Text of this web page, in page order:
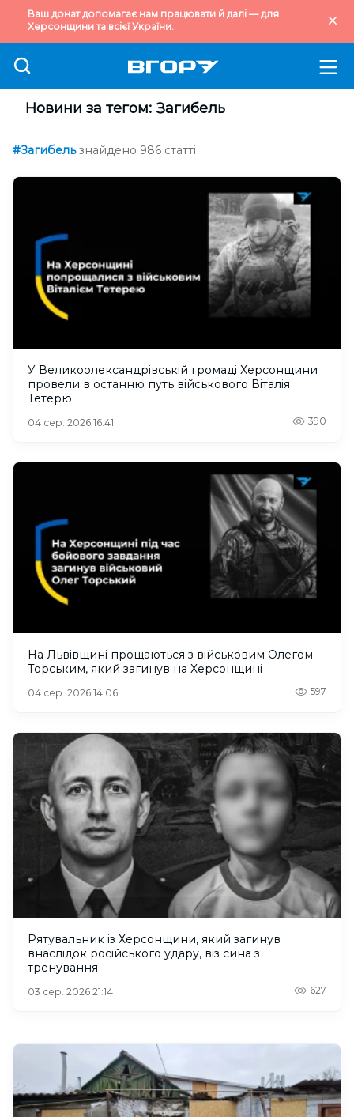
Ваш донат допомагає нам працювати й далі — для
Херсонщини та всієї України.
Новини за тегом: Загибель
#Загибель знайдено 986 статті
У Великоолександрівській громаді Херсонщини
провели в останню путь військового Віталія
Тетерю
04 сер. 2026 16:41 390
На Львівщині прощаються з військовим Олегом
Торським, який загинув на Херсонщині
04 сер. 2026 14:06 597
Рятувальник із Херсонщини, який загинув
внаслідок російського удару, віз сина з
тренування
03 сер. 2026 21:14 627